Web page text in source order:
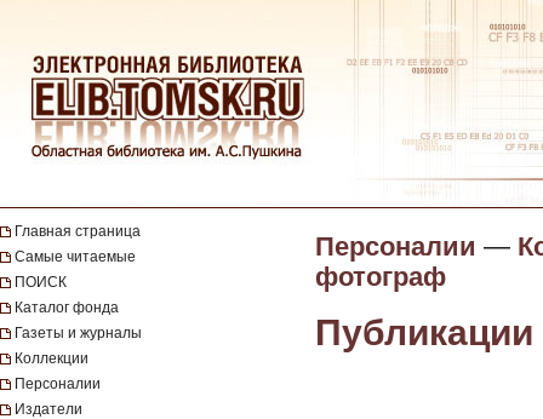
Главная страница
Самые читаемые
ПОИСК
Каталог фонда
Газеты и журналы
Коллекции
Персоналии
Издатели
Персоналии —
фотограф
Публикации